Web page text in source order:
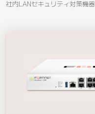
社内LANセキュリティ対策機器